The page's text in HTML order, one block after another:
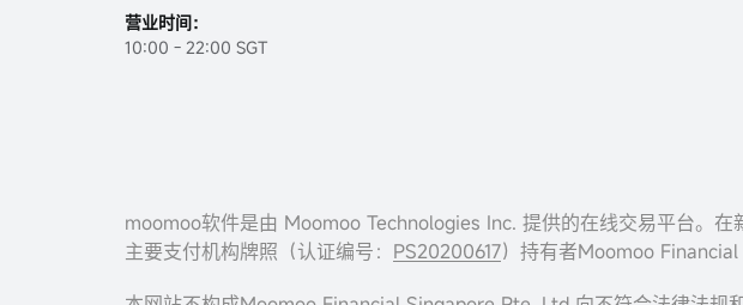
Moomoo Exclusive Referral Program T&C
益-2023年7月到8月
August 2023
营业时间：
10:00 - 22:00 SGT
moomoo软件是由 Moomoo Technologies Inc. 提供的在线交易平台。
主要支付机构牌照（认证编号： PS20200617）持有者Moomoo